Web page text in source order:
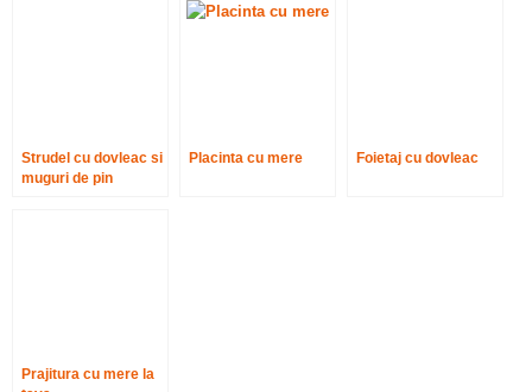
Strudel cu dovleac si
muguri de pin
Placinta cu mere Foietaj cu dovleac
Prajitura cu mere la